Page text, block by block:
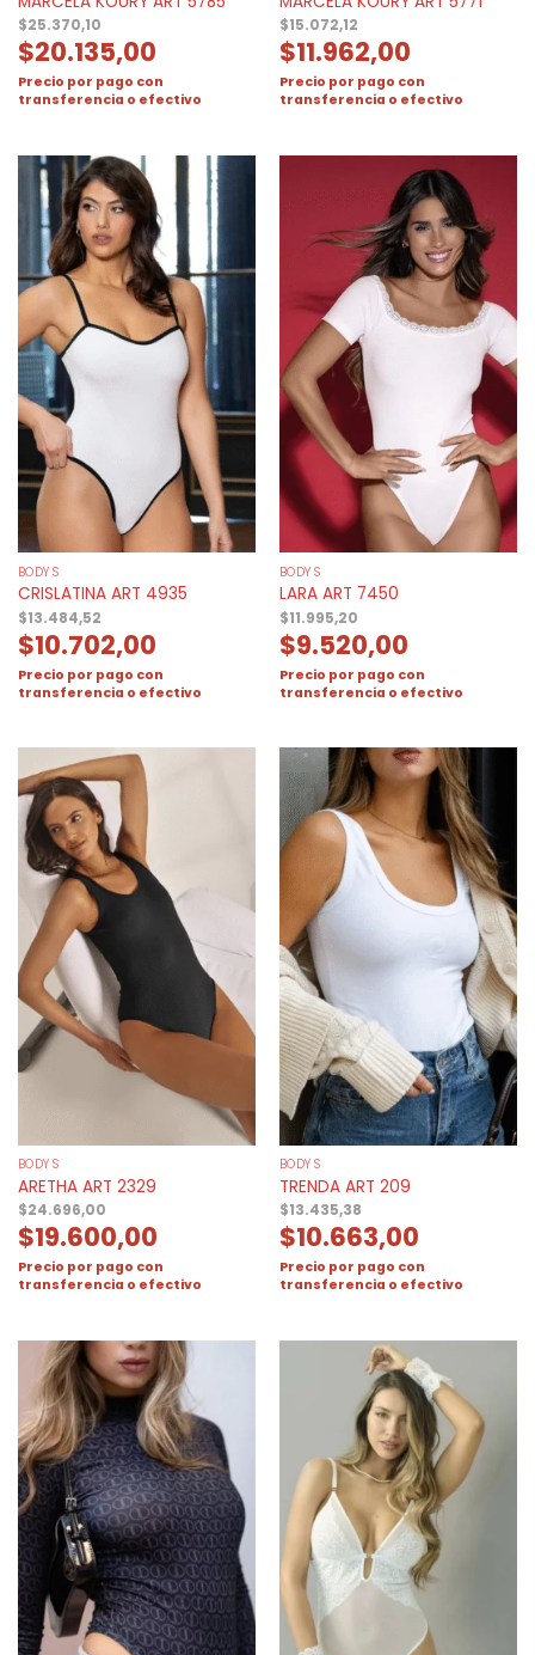
$25.370,10
$20.135,00
Precio por pago con
transferencia o efectivo
$15.072,12
$11.962,00
Precio por pago con
transferencia o efectivo
BODYS
CRISLATINA ART 4935
$13.484,52
$10.702,00
Precio por pago con
transferencia o efectivo
BODYS
LARA ART 7450
$11.995,20
$9.520,00
Precio por pago con
transferencia o efectivo
BODYS
ARETHA ART 2329
$24.696,00
$19.600,00
Precio por pago con
transferencia o efectivo
BODYS
TRENDA ART 209
$13.435,38
$10.663,00
Precio por pago con
transferencia o efectivo